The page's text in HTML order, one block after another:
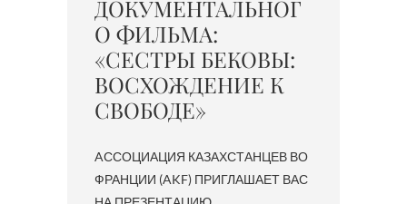
ДОКУМЕНТАЛЬНОГ
О ФИЛЬМА:
«СЕСТРЫ БЕКОВЫ:
ВОСХОЖДЕНИЕ К
СВОБОДЕ»
AССОЦИАЦИЯ КАЗАХСТАНЦЕВ ВО
ФРАНЦИИ (AKF) ПРИГЛАШАЕТ ВАС